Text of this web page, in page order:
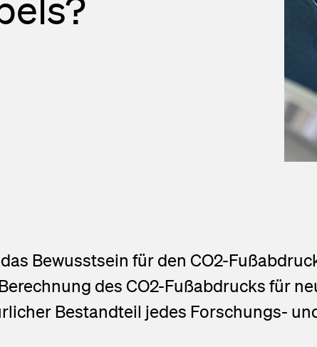
Netzverteiler
Financial calendar
Bewusstsein für den CO2-
des CO2-Fußabdrucks für
Bestandteil jedes Forschungs-